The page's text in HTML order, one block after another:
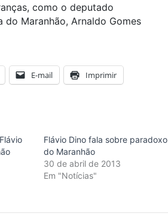
como o deputado
Maranhão, Arnaldo Gomes
E-mail Imprimir
Flávio Dino fala sobre paradoxo
do Maranhão
30 de abril de 2013
Em "Notícias"